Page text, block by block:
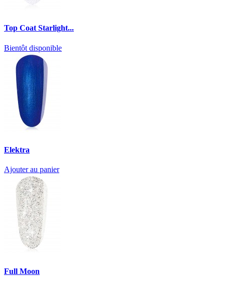
Top Coat Starlight...
Bientôt disponible
Elektra
Ajouter au panier
Full Moon